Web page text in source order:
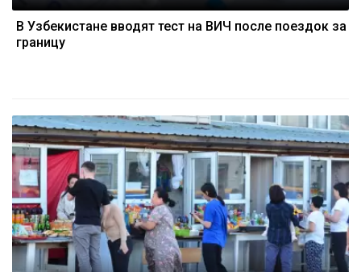
В Узбекистане вводят тест на ВИЧ после поездок за
границу